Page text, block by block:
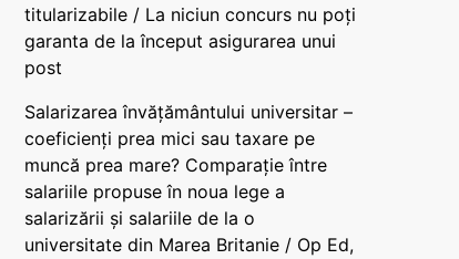
titularizabile / La niciun concurs nu poți
garanta de la început asigurarea unui
post
Salarizarea învățământului universitar –
coeficienți prea mici sau taxare pe
muncă prea mare? Comparație între
salariile propuse în noua lege a
salarizării și salariile de la o
universitate din Marea Britanie / Op Ed,